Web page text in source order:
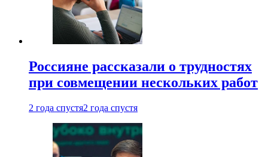
Россияне рассказали о трудностях
при совмещении нескольких работ
2 года спустя2 года спустя